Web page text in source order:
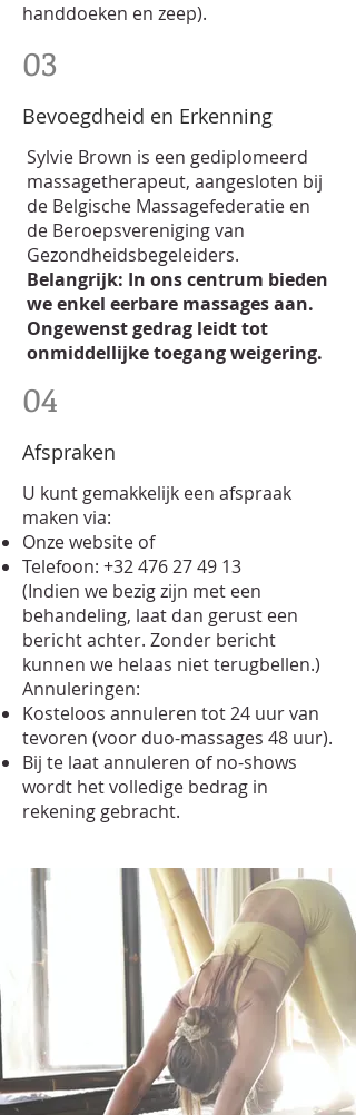
handdoeken en zeep).
03
Bevoegdheid en Erkenning
Sylvie Brown is een gediplomeerd
massagetherapeut, aangesloten bij
de Belgische Massagefederatie en
de Beroepsvereniging van
Gezondheidsbegeleiders.
Belangrijk: In ons centrum bieden
we enkel eerbare massages aan.
Ongewenst gedrag leidt tot
onmiddellijke toegang weigering.
04
Afspraken
U kunt gemakkelijk een afspraak
maken via:
Onze website of
Telefoon: +32 476 27 49 13
(Indien we bezig zijn met een
behandeling, laat dan gerust een
bericht achter. Zonder bericht
kunnen we helaas niet terugbellen.)
Annuleringen:
Kosteloos annuleren tot 24 uur van
tevoren (voor duo-massages 48 uur).
Bij te laat annuleren of no-shows
wordt het volledige bedrag in
rekening gebracht.